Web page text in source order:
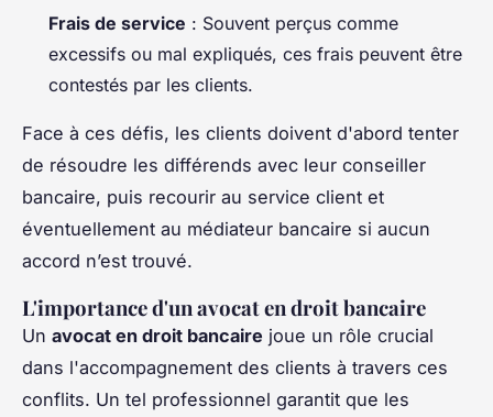
Frais de service : Souvent perçus comme
excessifs ou mal expliqués, ces frais peuvent être
contestés par les clients.
Face à ces défis, les clients doivent d'abord tenter
de résoudre les différends avec leur conseiller
bancaire, puis recourir au service client et
éventuellement au médiateur bancaire si aucun
accord n’est trouvé.
L'importance d'un avocat en droit bancaire
Un avocat en droit bancaire joue un rôle crucial
dans l'accompagnement des clients à travers ces
conflits. Un tel professionnel garantit que les